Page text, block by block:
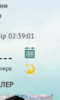
02:39:01